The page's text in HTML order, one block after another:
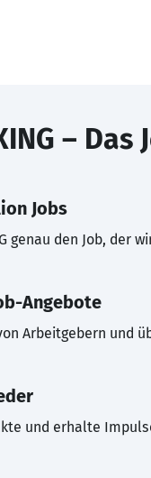
– Das
Jobs
genau den Job, der
Angebote
Arbeitgebern und
und erhalte